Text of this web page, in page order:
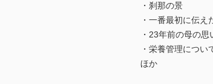
・刹那の景
・一番最初に伝え
・23年前の母の
・栄養管理につい
ほか